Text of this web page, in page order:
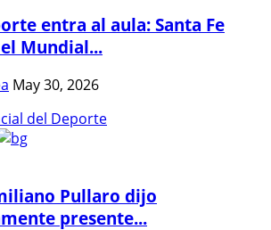
entra al aula: Santa Fe
Mundial...
May 30, 2026
del Deporte
Pullaro dijo
presente...